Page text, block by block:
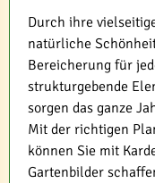
Durch ihre
natürliche
Bereicherung für
strukturgebende
sorgen das ganze
Mit der richtigen
können Sie mit
Gartenbilder